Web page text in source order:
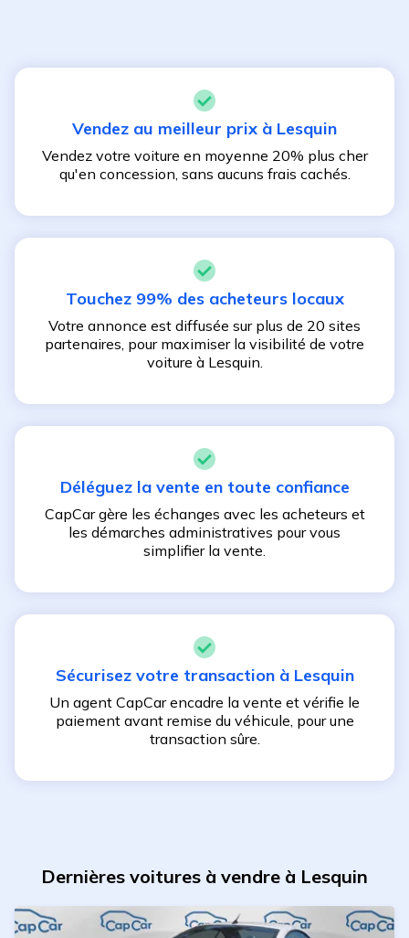
Vendez au meilleur prix à Lesquin
Vendez votre voiture en moyenne 20% plus cher
qu'en concession, sans aucuns frais cachés.
Touchez 99% des acheteurs locaux
Votre annonce est diffusée sur plus de 20 sites
partenaires, pour maximiser la visibilité de votre
voiture à Lesquin.
Déléguez la vente en toute confiance
CapCar gère les échanges avec les acheteurs et
les démarches administratives pour vous
simplifier la vente.
Sécurisez votre transaction à Lesquin
Un agent CapCar encadre la vente et vérifie le
paiement avant remise du véhicule, pour une
transaction sûre.
Dernières voitures à vendre à Lesquin